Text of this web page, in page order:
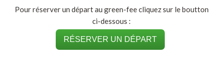
Pour réserver un départ au green-fee cliquez sur le boutton
ci-dessous :
RÉSERVER UN DÉPART